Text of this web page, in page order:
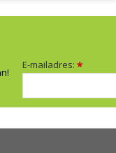
E-mailadres: *